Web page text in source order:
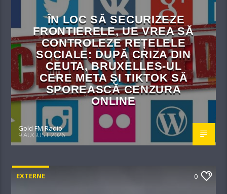
ÎN LOC SĂ SECURIZEZE
FRONTIERELE, UE VREA SĂ
CONTROLEZE REȚELELE
SOCIALE: DUPĂ CRIZA DIN
CEUTA, BRUXELLES-UL
CERE META ȘI TIKTOK SĂ
SPOREASCĂ CENZURA
ONLINE
Gold FM Radio
9 AUGUST 2026
EXTERNE 0